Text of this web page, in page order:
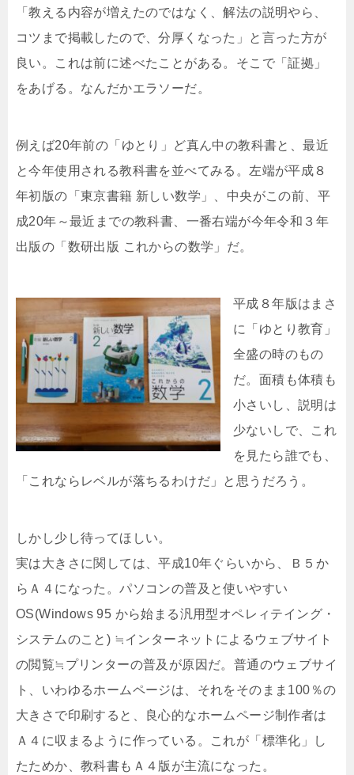
「教える内容が増えたのではなく、解法の説明やら、
コツまで掲載したので、分厚くなった」と言った方が
良い。これは前に述べたことがある。そこで「証拠」
をあげる。なんだかエラソーだ。
例えば20年前の「ゆとり」ど真ん中の教科書と、最近
と今年使用される教科書を並べてみる。左端が平成８
年初版の「東京書籍 新しい数学」、中央がこの前、平
成20年～最近までの教科書、一番右端が今年令和３年
出版の「数研出版 これからの数学」だ。
平成８年版はまさ
に「ゆとり教育」
全盛の時のもの
だ。面積も体積も
小さいし、説明は
少ないしで、これ
を見たら誰でも、
「これならレベルが落ちるわけだ」と思うだろう。
しかし少し待ってほしい。
実は大きさに関しては、平成10年ぐらいから、Ｂ５か
らＡ４になった。パソコンの普及と使いやすい
OS(Windows 95 から始まる汎用型オペレィテイング・
システムのこと) ≒インターネットによるウェブサイト
の閲覧≒プリンターの普及が原因だ。普通のウェブサイ
ト、いわゆるホームページは、それをそのまま100％の
大きさで印刷すると、良心的なホームページ制作者は
Ａ４に収まるように作っている。これが「標準化」し
たためか、教科書もＡ４版が主流になった。